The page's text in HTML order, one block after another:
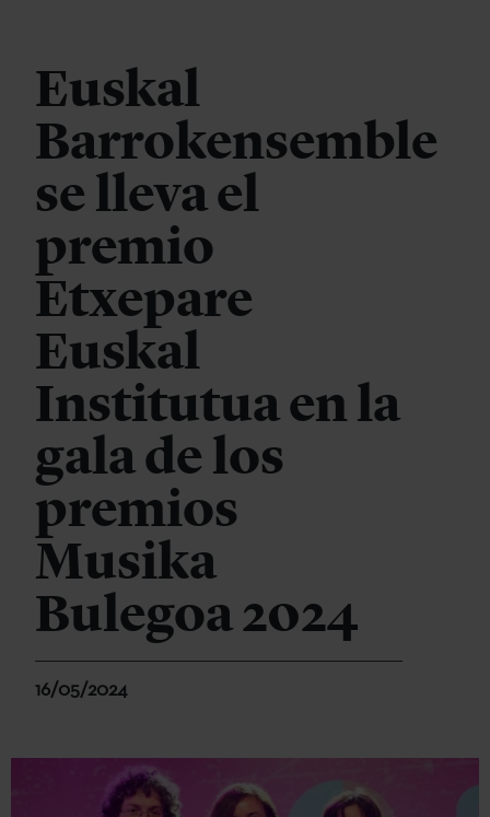
Euskal
Barrokensemble
se lleva el
premio
Etxepare
Euskal
Institutua en la
gala de los
premios
Musika
Bulegoa 2024
16/05/2024